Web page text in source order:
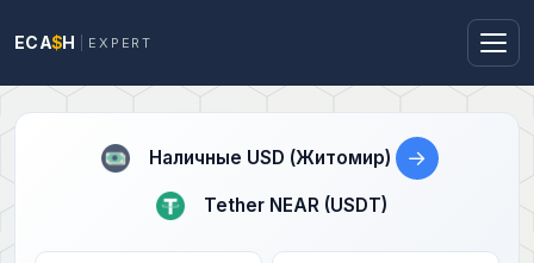
ECA$H EXPERT
Наличные USD (Житомир) →
Tether NEAR (USDT)